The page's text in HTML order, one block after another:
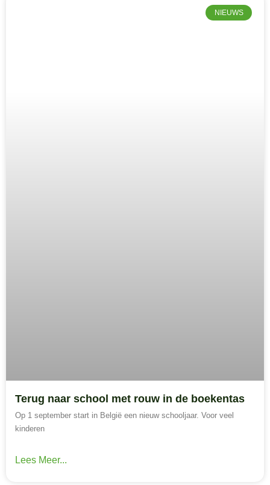
NIEUWS
Terug naar school met rouw in de boekentas
Op 1 september start in België een nieuw schooljaar. Voor veel
kinderen
Lees Meer...